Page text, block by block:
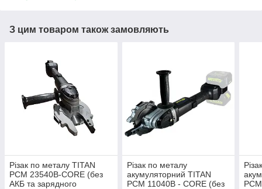
З цим товаром також замовляють
Різак по металу TITAN
PCM 23540B-CORE (без
АКБ та зарядного
Різак по металу
акумуляторний TITAN
PCM 11040B - CORE (без